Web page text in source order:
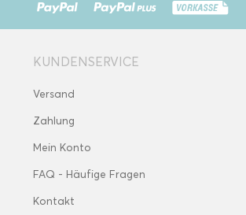
KUNDENSERVICE
Versand
Zahlung
Mein Konto
FAQ - Häufige Fragen
Kontakt